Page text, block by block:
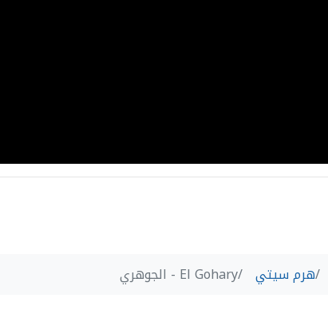
هرم سيتي El Gohary - الجوهري